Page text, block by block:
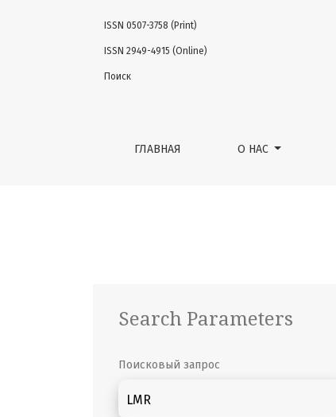
Найти
ГЛАВНАЯ О НАС
ISSN 0507-3758 (Print)
ISSN 2949-4915 (Online)
Поиск
Search Parameters
Поисковый запрос